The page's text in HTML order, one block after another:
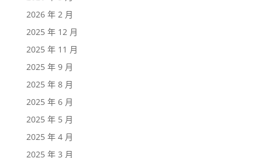
2026 年 2 月
2025 年 12 月
2025 年 11 月
2025 年 9 月
2025 年 8 月
2025 年 6 月
2025 年 5 月
2025 年 4 月
2025 年 3 月